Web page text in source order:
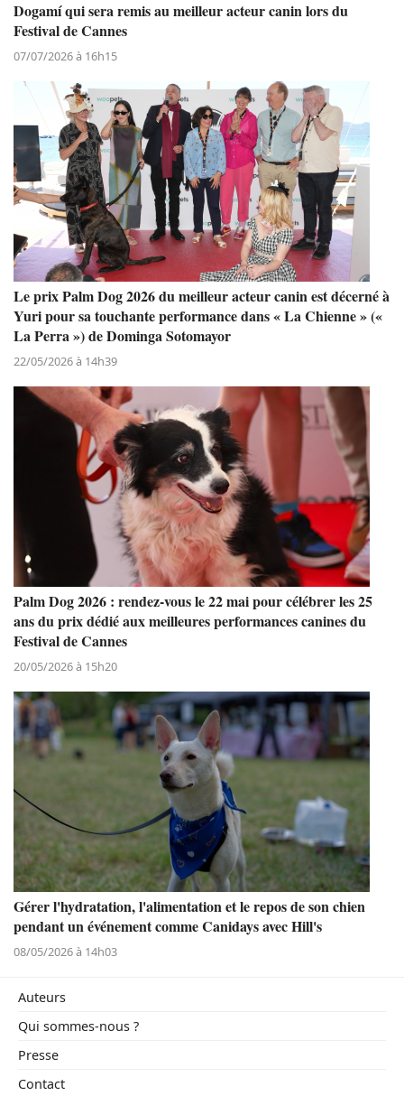
Dogamí qui sera remis au meilleur acteur canin lors du
Festival de Cannes
07/07/2026 à 16h15
Le prix Palm Dog 2026 du meilleur acteur canin est décerné à
Yuri pour sa touchante performance dans « La Chienne » («
La Perra ») de Dominga Sotomayor
22/05/2026 à 14h39
Palm Dog 2026 : rendez-vous le 22 mai pour célébrer les 25
ans du prix dédié aux meilleures performances canines du
Festival de Cannes
20/05/2026 à 15h20
Gérer l'hydratation, l'alimentation et le repos de son chien
pendant un événement comme Canidays avec Hill's
08/05/2026 à 14h03
Auteurs
Qui sommes-nous ?
Presse
Contact